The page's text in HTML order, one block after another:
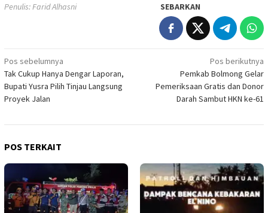
Penulis: Farid Alhasni SEBARKAN
Navigasi
pos
Pos sebelumnya
Tak Cukup Hanya Dengar Laporan,
Bupati Yusra Pilih Tinjau Langsung
Proyek Jalan
Pos berikutnya
Pemkab Bolmong Gelar
Pemeriksaan Gratis dan Donor
Darah Sambut HKN ke-61
POS TERKAIT